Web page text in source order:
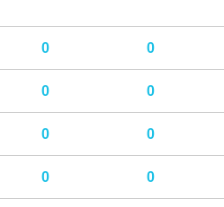
0 0
0 0
0 0
0 0